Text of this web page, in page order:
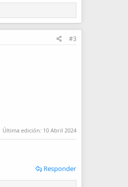
#3
Última edición: 10 Abril 2024
Responder